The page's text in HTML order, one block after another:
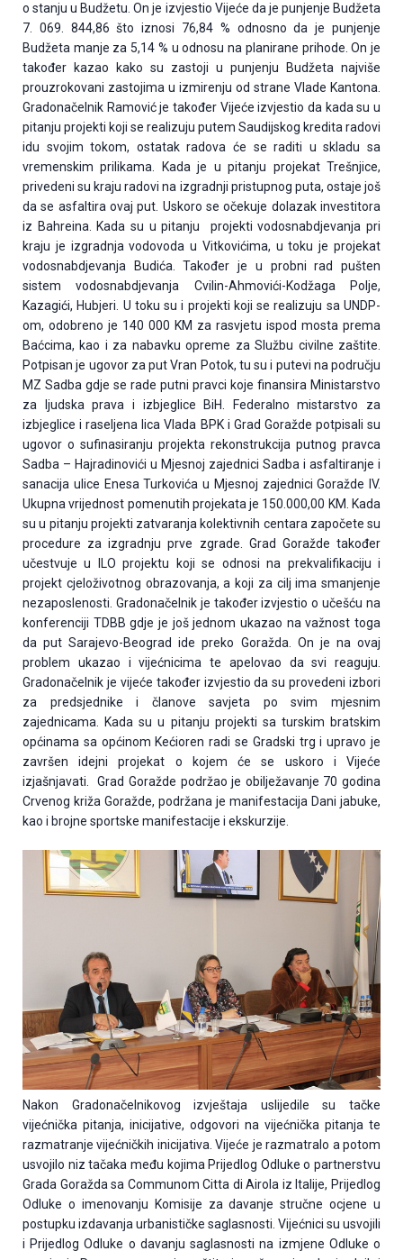
o stanju u Budžetu. On je izvjestio Vijeće da je punjenje Budžeta
7. 069. 844,86 što iznosi 76,84 % odnosno da je punjenje
Budžeta manje za 5,14 % u odnosu na planirane prihode. On je
također kazao kako su zastoji u punjenju Budžeta najviše
prouzrokovani zastojima u izmirenju od strane Vlade Kantona.
Gradonačelnik Ramović je također Vijeće izvjestio da kada su u
pitanju projekti koji se realizuju putem Saudijskog kredita radovi
idu svojim tokom, ostatak radova će se raditi u skladu sa
vremenskim prilikama. Kada je u pitanju projekat Trešnjice,
privedeni su kraju radovi na izgradnji pristupnog puta, ostaje još
da se asfaltira ovaj put. Uskoro se očekuje dolazak investitora
iz Bahreina. Kada su u pitanju projekti vodosnabdjevanja pri
kraju je izgradnja vodovoda u Vitkovićima, u toku je projekat
vodosnabdjevanja Budića. Također je u probni rad pušten
sistem vodosnabdjevanja Cvilin-Ahmovići-Kodžaga Polje,
Kazagići, Hubjeri. U toku su i projekti koji se realizuju sa UNDP-
om, odobreno je 140 000 KM za rasvjetu ispod mosta prema
Baćcima, kao i za nabavku opreme za Službu civilne zaštite.
Potpisan je ugovor za put Vran Potok, tu su i putevi na području
MZ Sadba gdje se rade putni pravci koje finansira Ministarstvo
za ljudska prava i izbjeglice BiH. Federalno mistarstvo za
izbjeglice i raseljena lica Vlada BPK i Grad Goražde potpisali su
ugovor o sufinasiranju projekta rekonstrukcija putnog pravca
Sadba – Hajradinovići u Mjesnoj zajednici Sadba i asfaltiranje i
sanacija ulice Enesa Turkovića u Mjesnoj zajednici Goražde IV.
Ukupna vrijednost pomenutih projekata je 150.000,00 KM. Kada
su u pitanju projekti zatvaranja kolektivnih centara započete su
procedure za izgradnju prve zgrade. Grad Goražde također
učestvuje u ILO projektu koji se odnosi na prekvalifikaciju i
projekt cjeloživotnog obrazovanja, a koji za cilj ima smanjenje
nezaposlenosti. Gradonačelnik je također izvjestio o učešću na
konferenciji TDBB gdje je još jednom ukazao na važnost toga
da put Sarajevo-Beograd ide preko Goražda. On je na ovaj
problem ukazao i vijećnicima te apelovao da svi reaguju.
Gradonačelnik je vijeće također izvjestio da su provedeni izbori
za predsjednike i članove savjeta po svim mjesnim
zajednicama. Kada su u pitanju projekti sa turskim bratskim
općinama sa općinom Kećioren radi se Gradski trg i upravo je
završen idejni projekat o kojem će se uskoro i Vijeće
izjašnjavati. Grad Goražde podržao je obilježavanje 70 godina
Crvenog križa Goražde, podržana je manifestacija Dani jabuke,
kao i brojne sportske manifestacije i ekskurzije.
Nakon Gradonačelnikovog izvještaja uslijedile su tačke
vijećnička pitanja, inicijative, odgovori na vijećnička pitanja te
razmatranje vijećničkih inicijativa. Vijeće je razmatralo a potom
usvojilo niz tačaka među kojima Prijedlog Odluke o partnerstvu
Grada Goražda sa Communom Citta di Airola iz Italije, Prijedlog
Odluke o imenovanju Komisije za davanje stručne ocjene u
postupku izdavanja urbanističke saglasnosti. Vijećnici su usvojili
i Prijedlog Odluke o davanju saglasnosti na izmjene Odluke o